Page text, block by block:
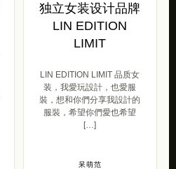
独立女装设计品牌
LIN EDITION
LIMIT
LIN EDITION LIMIT 品质女
装，我愛玩設計，也愛服
裝，想和你們分享我設計的
服裝，希望你們愛也希望
[…]
呆萌范